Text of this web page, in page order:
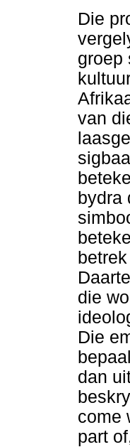
Die
groep
van
bydra
die
Die
dan
come
part